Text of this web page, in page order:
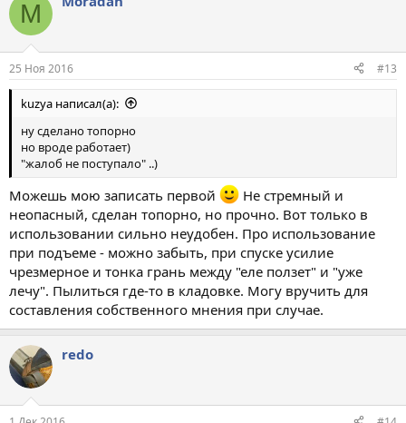
M
25 Ноя 2016 #13
kuzya написал(а):
ну сделано топорно
но вроде работает)
"жалоб не поступало" ..)
Можешь мою записать первой
Не стремный и
неопасный, сделан топорно, но прочно. Вот только в
использовании сильно неудобен. Про использование
при подъеме - можно забыть, при спуске усилие
чрезмерное и тонка грань между "еле ползет" и "уже
лечу". Пылиться где-то в кладовке. Могу вручить для
составления собственного мнения при случае.
redo